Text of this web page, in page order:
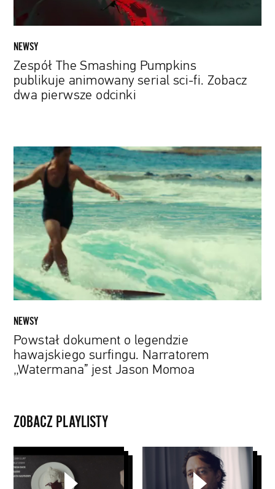
dwa
pierwsze
NEWSY
Zespół The Smashing Pumpkins
publikuje animowany serial sci-fi. Zobacz
dwa pierwsze odcinki
Powstał
dokument
o
legendzie
hawajskiego
surfingu.
„Watermana”
jest
Jason
Momoa
NEWSY
Powstał dokument o legendzie
hawajskiego surfingu. Narratorem
„Watermana” jest Jason Momoa
ZOBACZ PLAYLISTY
Original
Series
Season